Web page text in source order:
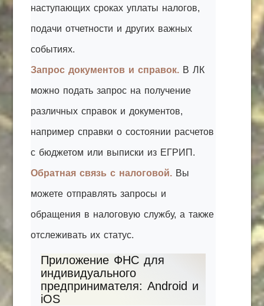
наступающих сроках уплаты налогов,
подачи отчетности и других важных
событиях.
Запрос документов и справок. В ЛК
можно подать запрос на получение
различных справок и документов,
например справки о состоянии расчетов
с бюджетом или выписки из ЕГРИП.
Обратная связь с налоговой. Вы
можете отправлять запросы и
обращения в налоговую службу, а также
отслеживать их статус.
Приложение ФНС для
индивидуального
предпринимателя: Android и
iOS